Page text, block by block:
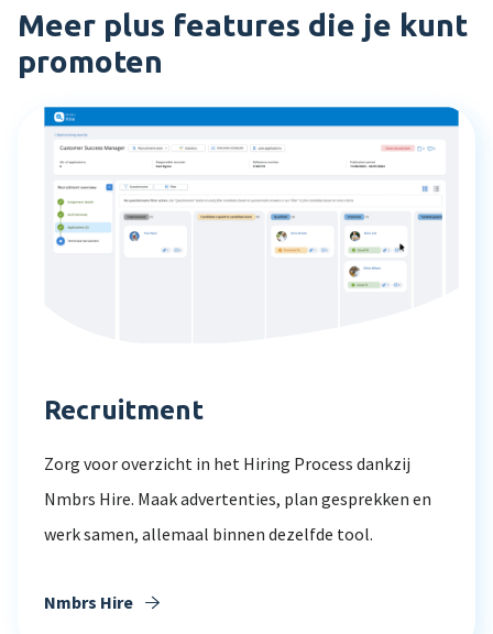
Meer plus features die je kunt
promoten
Recruitment
Zorg voor overzicht in het Hiring Process dankzij
Nmbrs Hire. Maak advertenties, plan gesprekken en
werk samen, allemaal binnen dezelfde tool.
Nmbrs Hire